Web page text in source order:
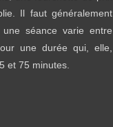
Il faut généralement
séance varie entre
une durée qui, elle,
et 75 minutes.